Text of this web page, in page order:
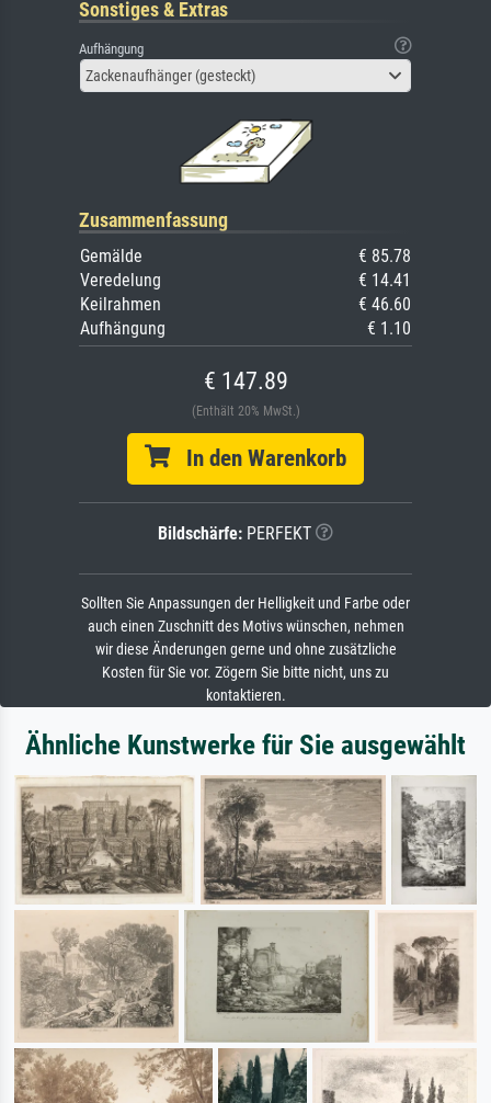
Sonstiges & Extras
Aufhängung
Zackenaufhänger (gesteckt)
Zusammenfassung
Gemälde
€ 85.78
Veredelung
€ 14.41
Keilrahmen
€ 46.60
Aufhängung
€ 1.10
€ 147.89
(Enthält 20% MwSt.)
In den Warenkorb
Bildschärfe: PERFEKT
Sollten Sie Anpassungen der Helligkeit und Farbe oder
auch einen Zuschnitt des Motivs wünschen, nehmen
wir diese Änderungen gerne und ohne zusätzliche
Kosten für Sie vor. Zögern Sie bitte nicht, uns zu
kontaktieren.
Ähnliche Kunstwerke für Sie ausgewählt